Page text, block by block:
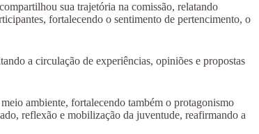
sua trajetória na comissão, relatando
fortalecendo o sentimento de pertencimento, o
a circulação de experiências, opiniões e propostas
ambiente, fortalecendo também o protagonismo
reflexão e mobilização da juventude, reafirmando a